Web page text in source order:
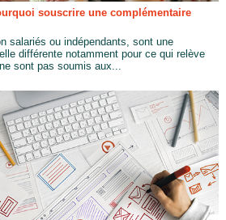
souscrire une complémentaire
salariés ou indépendants, sont une
différente notamment pour ce qui relève
sont pas soumis aux...